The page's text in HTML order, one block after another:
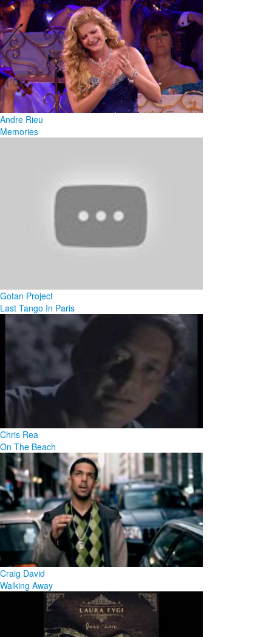
Andre Rieu
Memories
Gotan Project
Last Tango In Paris
Chris Rea
On The Beach
Craig David
Walking Away